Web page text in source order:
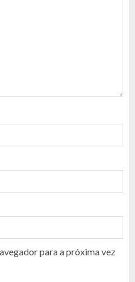
para a próxima vez